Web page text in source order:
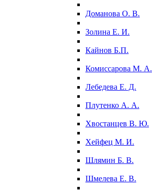
Доманова О. В.
Золина Е. И.
Кайнов Б.П.
Комиссарова М. А.
Лебедева Е. Д.
Плутенко А. А.
Хвостанцев В. Ю.
Хейфец М. И.
Шлямин Б. В.
Шмелева Е. В.